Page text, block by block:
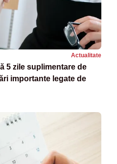
Actualitate
5 zile suplimentare de
importante legate de